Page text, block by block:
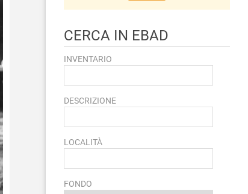
CERCA IN EBAD
INVENTARIO
DESCRIZIONE
LOCALITÀ
FONDO